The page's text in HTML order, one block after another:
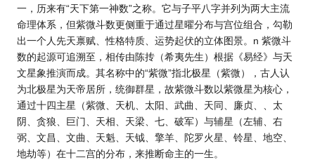
一，历来有“天下第一神数”之称。它与子平八字并列为两大主流
命理体系，但紫微斗数更侧重于通过星曜分布与宫位组合，勾勒
出一个人先天禀赋、性格特质、 运势起伏的立体图景。n 紫微斗
数的起源可追溯至，相传由陈抟（希夷先生）根据《易经》与天
文星象推演而成。其名称中的“紫微”指北极星（紫微），古人认
为北极星为天帝居所，统御群星，故紫微斗数以紫微星为核心，
通过十四主星（紫微、天机、太阳、武曲、天同、廉贞、、太
阴、贪狼、巨门、天相、天梁、七、破军）与辅星（左辅、右
弼、文昌、文曲、天魁、天钺、擎羊、陀罗火星、铃星、地空、
地劫等）在十二宫的分布，来推断命主的一生。